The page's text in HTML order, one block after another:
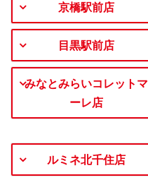
京橋駅前店
目黒駅前店
みなとみらいコレットマ
ーレ店
ルミネ北千住店